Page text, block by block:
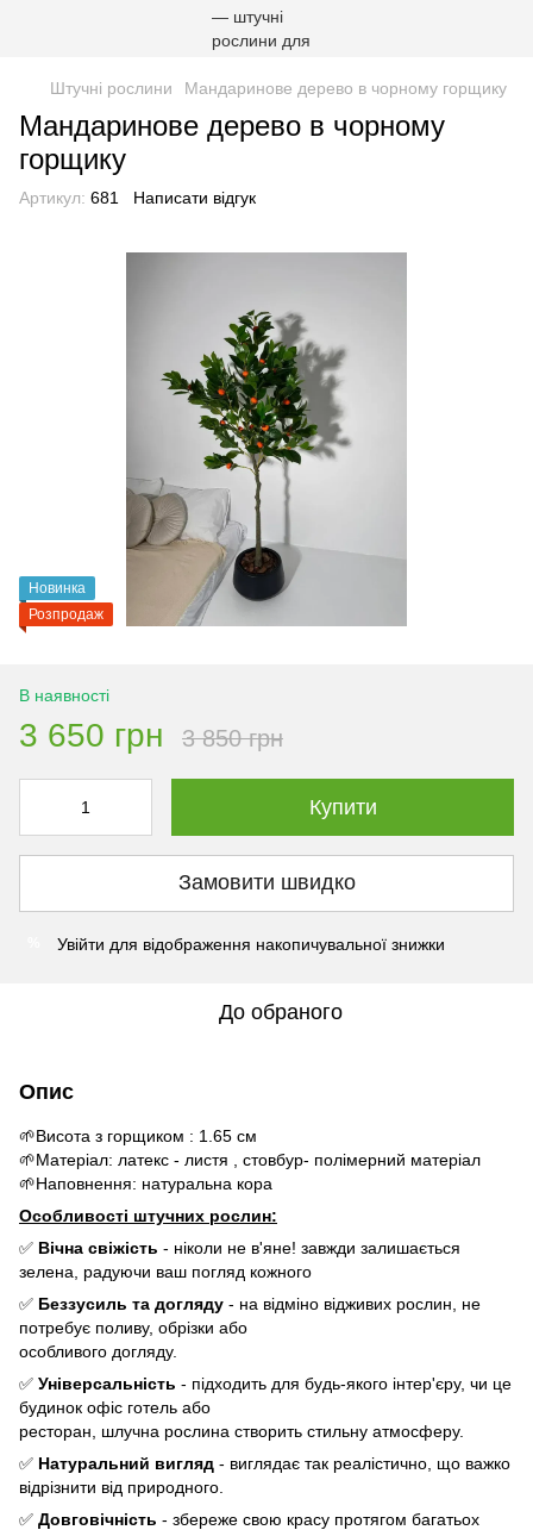
Штучні рослини Мандаринове дерево в чорному горщику
Мандаринове дерево в чорному
горщику
Артикул: 681 Написати відгук
Новинка
Розпродаж
В наявності
3 650 грн 3 850 грн
Купити
Замовити швидко
Увійти для відображення накопичувальної знижки
До обраного
Опис
🌱Висота з горщиком : 1.65 см
🌱Матеріал: латекс - листя , стовбур- полімерний матеріал
🌱Наповнення: натуральна кора
Особливості штучних рослин:
✅ Вічна свіжість - ніколи не в'яне! завжди залишається
зелена, радуючи ваш погляд кожного
✅ Беззусиль та догляду - на відміно відживих рослин, не
потребує поливу, обрізки або
особливого догляду.
✅ Універсальність - підходить для будь-якого інтер'єру, чи це
будинок офіс готель або
ресторан, шлучна рослина створить стильну атмосферу.
✅ Натуральний вигляд - виглядає так реалістично, що важко
відрізнити від природного.
✅ Довговічність - збереже свою красу протягом багатьох